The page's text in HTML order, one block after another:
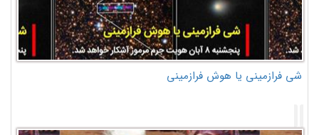
شی فرازمینی یا هوش فرازمینی